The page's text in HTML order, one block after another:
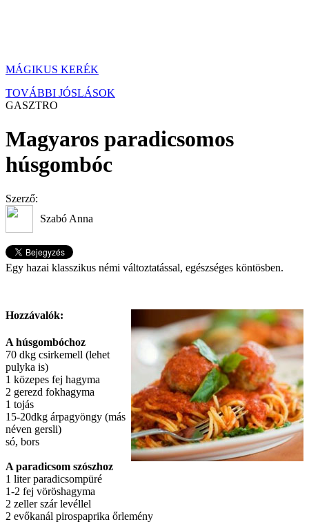
MÁGIKUS KERÉK
TOVÁBBI JÓSLÁSOK
GASZTRO
Magyaros paradicsomos
húsgombóc
Szerző:
Szabó Anna
Egy hazai klasszikus némi változtatással, egészséges köntösben.
Hozzávalók:
A húsgombóchoz
70 dkg csirkemell (lehet
pulyka is)
1 közepes fej hagyma
2 gerezd fokhagyma
1 tojás
15-20dkg árpagyöngy (más
néven gersli)
só, bors
A paradicsom szószhoz
1 liter paradicsompüré
1-2 fej vöröshagyma
2 zeller szár levéllel
2 evőkanál pirospaprika őrlemény